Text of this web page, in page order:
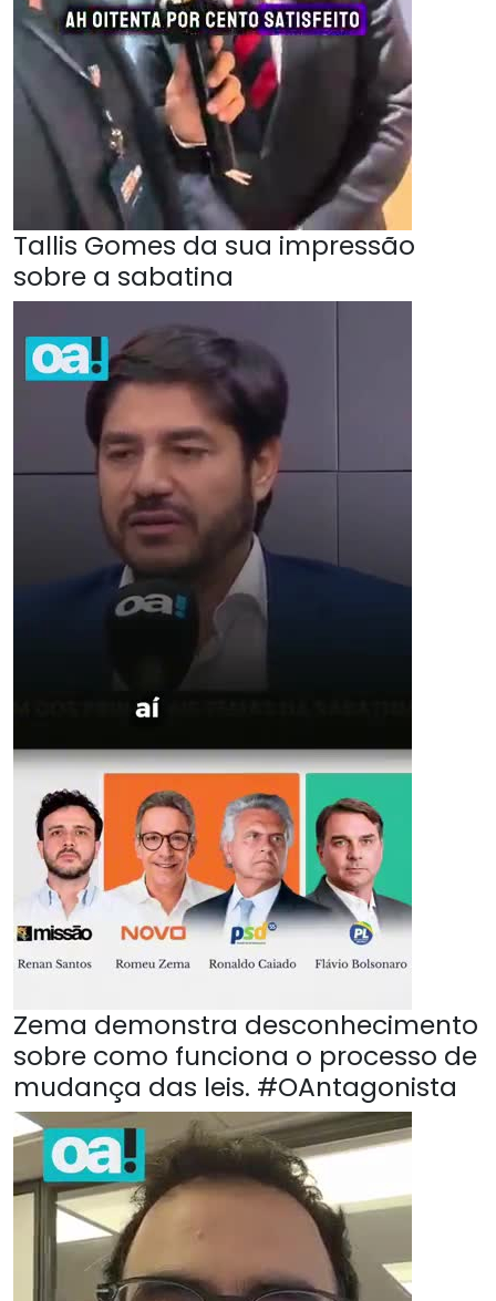
Tallis Gomes da sua impressão
sobre a sabatina
Zema demonstra desconhecimento
sobre como funciona o processo de
mudança das leis. #OAntagonista